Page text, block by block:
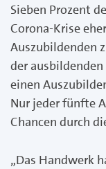
Sieben Prozent
Corona-Krise
Auszubildenden
der
einen
Nur jeder fünfte
Chancen durch
„Das Handwerk